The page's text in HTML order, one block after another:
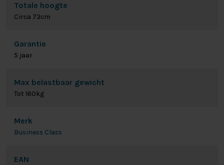
Totale hoogte
Circa 73cm
Garantie
5 jaar
Max belastbaar gewicht
Tot 160kg
Merk
Business Class
EAN